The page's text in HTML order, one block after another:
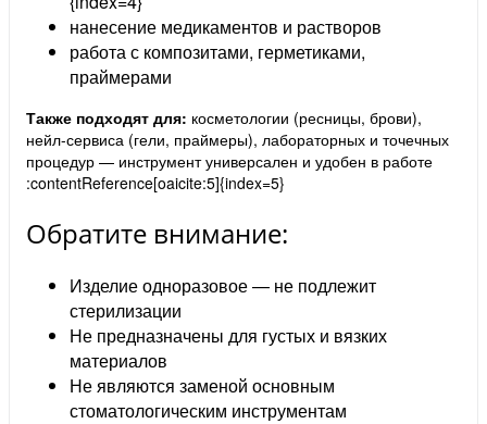
нанесение медикаментов и растворов
работа с композитами, герметиками,
праймерами
Также подходят для: косметологии (ресницы, брови),
нейл-сервиса (гели, праймеры), лабораторных и точечных
процедур — инструмент универсален и удобен в работе
:contentReference[oaicite:5]{index=5}
Обратите внимание:
Изделие одноразовое — не подлежит
стерилизации
Не предназначены для густых и вязких
материалов
Не являются заменой основным
стоматологическим инструментам